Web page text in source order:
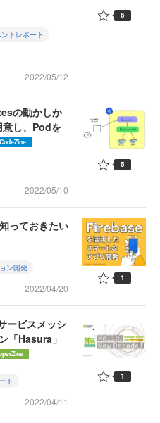
トレポート
2022/05/12
6
の動かしか
し、Podを
CodeZine
2022/05/10
5
っておきたい
ン開発
2022/04/20
1
ービスメッシ
「Hasura」
ト
2022/04/11
1